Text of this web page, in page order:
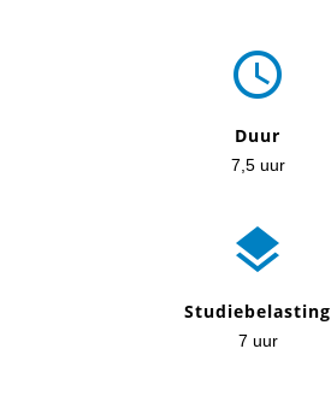

Duur
7,5 uur

Studiebelasting
7 uur